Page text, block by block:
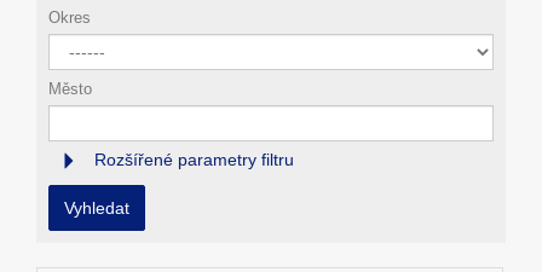
Okres
Město
Rozšířené parametry filtru
Vyhledat